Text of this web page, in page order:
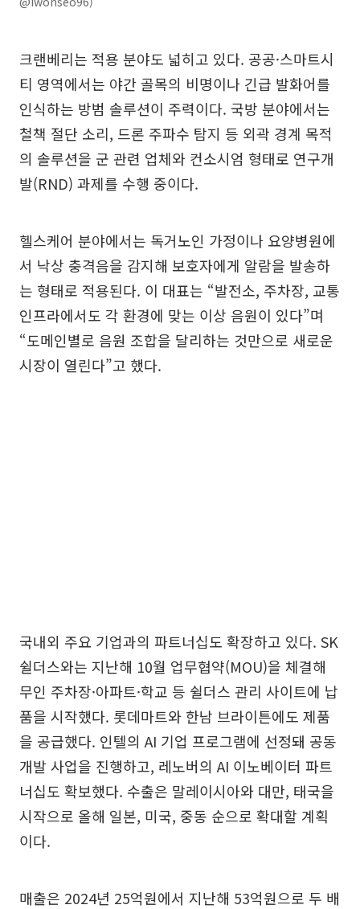
크랜베리는 적용 분야도 넓히고 있다. 공공·스마트시
티 영역에서는 야간 골목의 비명이나 긴급 발화어를
인식하는 방범 솔루션이 주력이다. 국방 분야에서는
철책 절단 소리, 드론 주파수 탐지 등 외곽 경계 목적
의 솔루션을 군 관련 업체와 컨소시엄 형태로 연구개
발(RND) 과제를 수행 중이다.
헬스케어 분야에서는 독거노인 가정이나 요양병원에
서 낙상 충격음을 감지해 보호자에게 알람을 발송하
는 형태로 적용된다. 이 대표는 “발전소, 주차장, 교통
인프라에서도 각 환경에 맞는 이상 음원이 있다”며
“도메인별로 음원 조합을 달리하는 것만으로 새로운
시장이 열린다”고 했다.
국내외 주요 기업과의 파트너십도 확장하고 있다. SK
쉴더스와는 지난해 10월 업무협약(MOU)을 체결해
무인 주차장·아파트·학교 등 쉴더스 관리 사이트에 납
품을 시작했다. 롯데마트와 한남 브라이튼에도 제품
을 공급했다. 인텔의 AI 기업 프로그램에 선정돼 공동
개발 사업을 진행하고, 레노버의 AI 이노베이터 파트
너십도 확보했다. 수출은 말레이시아와 대만, 태국을
시작으로 올해 일본, 미국, 중동 순으로 확대할 계획
이다.
매출은 2024년 25억원에서 지난해 53억원으로 두 배